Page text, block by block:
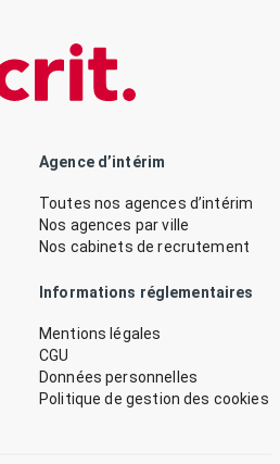
Agence d’intérim
Toutes nos agences d’intérim
Nos agences par ville
Nos cabinets de recrutement
Informations réglementaires
Mentions légales
CGU
Données personnelles
Politique de gestion des cookies